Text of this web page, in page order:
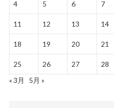
4 5 6 7
11 12 13 14
18 19 20 21
25 26 27 28
« 3月
5月 »